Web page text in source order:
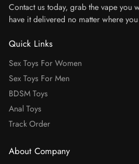
Contact us today, grab the vape you
have it delivered no matter where
Quick Links
Sex Toys For Women
Sex Toys For Men
BDSM Toys
Anal Toys
Track Order
About Company